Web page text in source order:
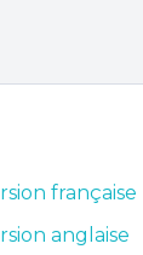
française
anglaise